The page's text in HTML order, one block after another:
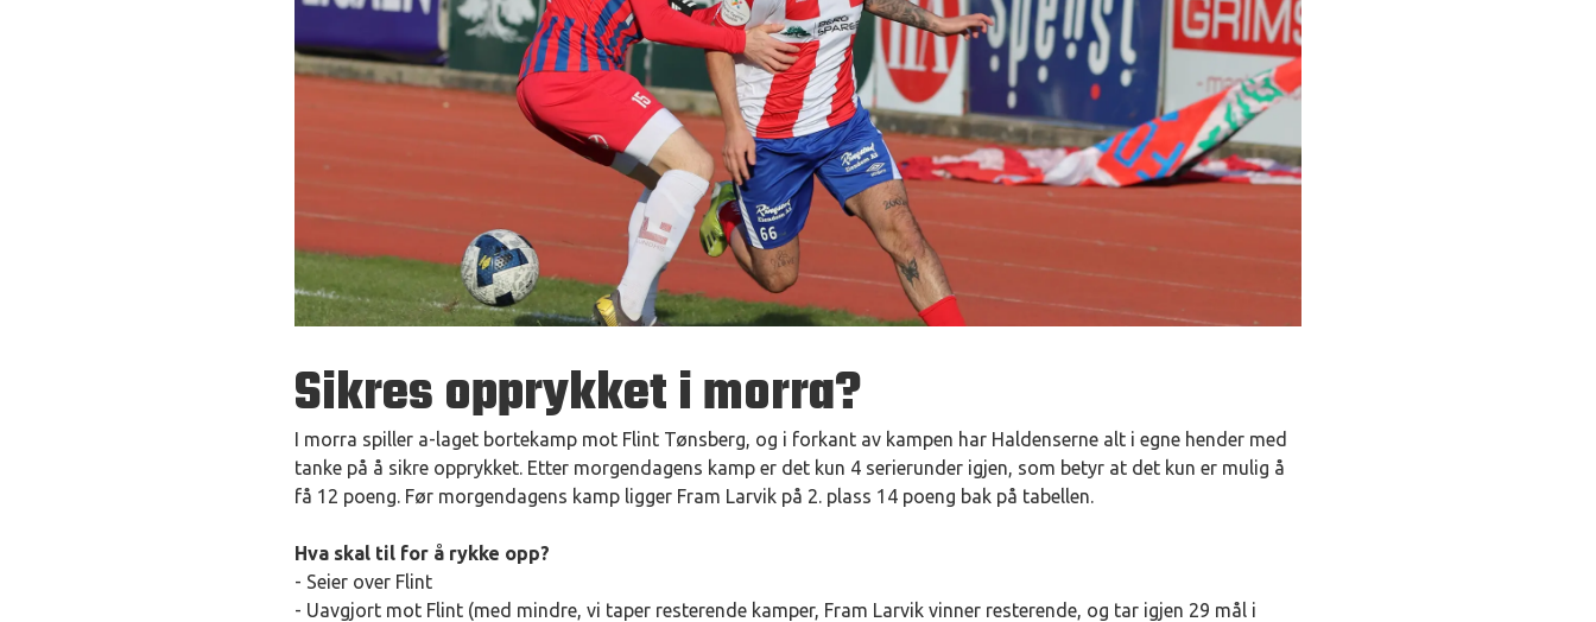
Sikres opprykket i morra?
I morra spiller a-laget bortekamp mot Flint Tønsberg, og i forkant av kampen har Haldenserne alt i egne hender med
tanke på å sikre opprykket. Etter morgendagens kamp er det kun 4 serierunder igjen, som betyr at det kun er mulig å
få 12 poeng. Før morgendagens kamp ligger Fram Larvik på 2. plass 14 poeng bak på tabellen.
Hva skal til for å rykke opp?
- Seier over Flint
- Uavgjort mot Flint (med mindre, vi taper resterende kamper, Fram Larvik vinner resterende, og tar igjen 29 mål i